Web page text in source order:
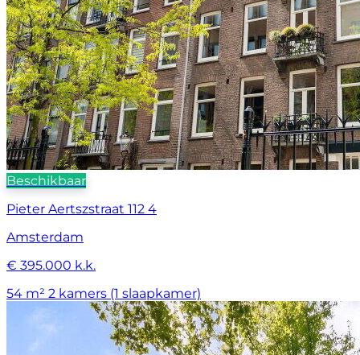
Beschikbaar
Pieter Aertszstraat 112 4
Amsterdam
€ 395.000 k.k.
54 m² 2 kamers (1 slaapkamer)